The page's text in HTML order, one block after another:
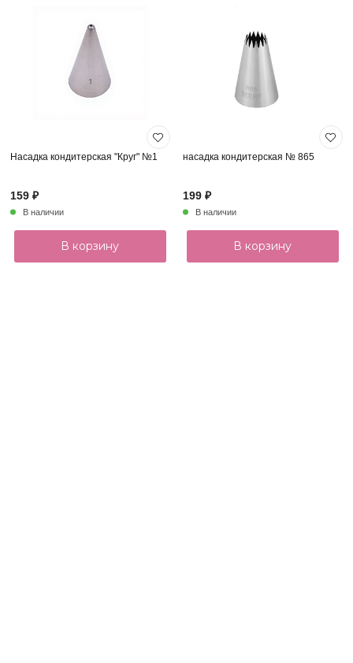
Насадка кондитерская "Круг" №1
159 ₽
В наличии
В корзину
насадка кондитерская № 865
199 ₽
В наличии
В корзину